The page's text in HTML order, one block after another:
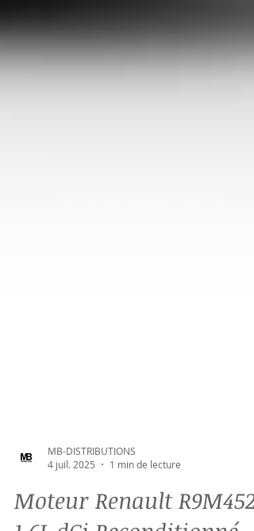
4 juil. 2025
1 min de lecture